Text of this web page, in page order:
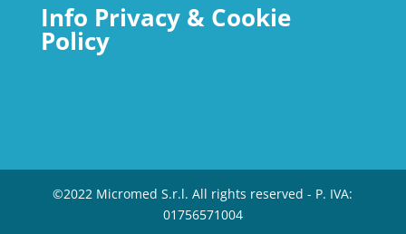
Info Privacy & Cookie
Policy
©2022 Micromed S.r.l. All rights reserved - P. IVA:
01756571004